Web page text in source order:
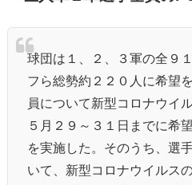
球団は１、２、３軍の全９
フら総勢約２２０人に希望
員について新型コロナウイ
５月２９～３１日までに希
を実施した。そのうち、選
いて、新型コロナウイルス